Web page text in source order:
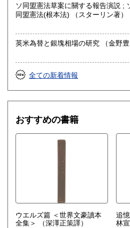
書籍でお困りのときは、当店をぜ
たちます!
取り扱い分野
哲学宗教、社会科学、自然科学、
ソ同盟憲法草案に關する報告演説 ;
同盟憲法(根本法) （スターリン著）
英米為替と銀塊相場の研
全ての新着情報
おすすめの書籍
ウエルズ篇 ＜世界文豪讀本
全集＞
（深澤正策譯）
追
林宣